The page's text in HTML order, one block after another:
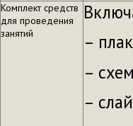
Комплект средств
для проведения
занятий
–
–
–